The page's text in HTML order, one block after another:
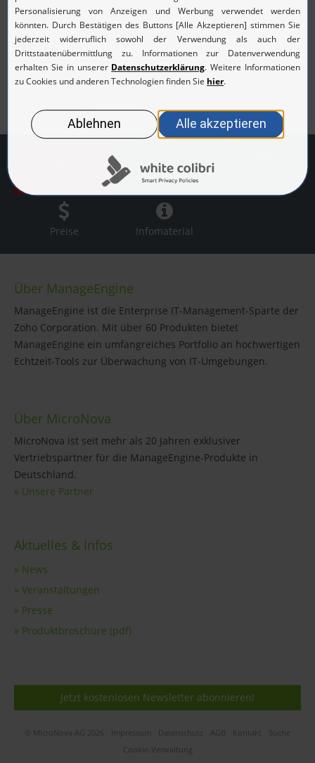
Veranstaltungen
News
Veranstaltungen
Live Demo
Preise Infomaterial
Über ManageEngine
ManageEngine ist die Enterprise IT-Management-Sparte der
Zoho Corporation. Mit über 60 Produkten bietet
ManageEngine ein umfangreiches Portfolio an hochwertigen
Echtzeit-Tools zur Überwachung von IT-Umgebungen.
Über MicroNova
MicroNova ist seit mehr als 20 Jahren exklusiver
Vertriebspartner für die ManageEngine-Produkte in
Deutschland.
» Unsere Partner
Aktuelles & Infos
» News
» Veranstaltungen
» Presse
» Produktbroschüre (pdf)
Jetzt kostenlosen Newsletter abonnieren!
© MicroNova AG 2026 Impressum Datenschutz AGB Kontakt
Suche
Cookie-Verwaltung